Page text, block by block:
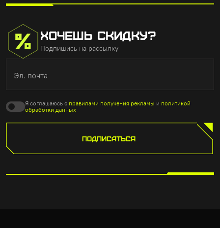
ХОЧЕШЬ СКИДКУ?
Подпишись на рассылку
Эл. почта
Я соглашаюсь с правилами получения рекламы и политикой
обработки данных
ПОДПИСАТЬСЯ